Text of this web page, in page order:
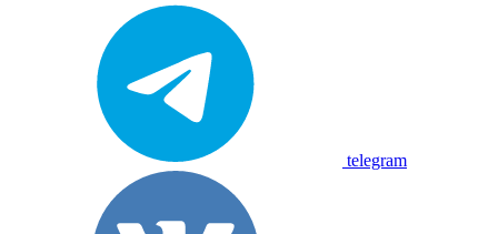
telegram